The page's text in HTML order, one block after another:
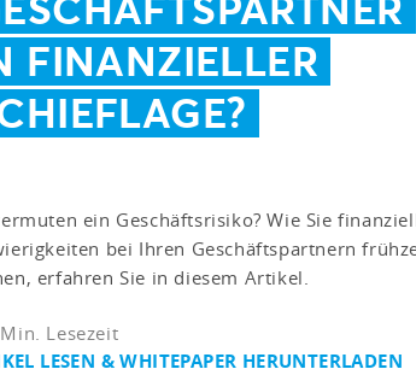
FINANZIELLER
ein Geschäftsrisiko? Wie Sie
bei Ihren Geschäftspartnern
erfahren Sie in diesem Artikel.
Lesezeit
LESEN & WHITEPAPER HERUNTERLADEN